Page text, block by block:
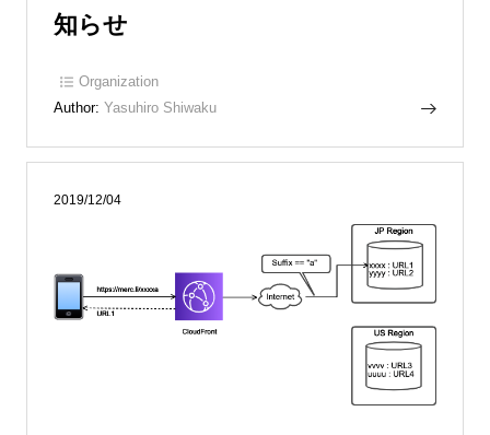
知らせ
Organization
Author: Yasuhiro Shiwaku
2019/12/04